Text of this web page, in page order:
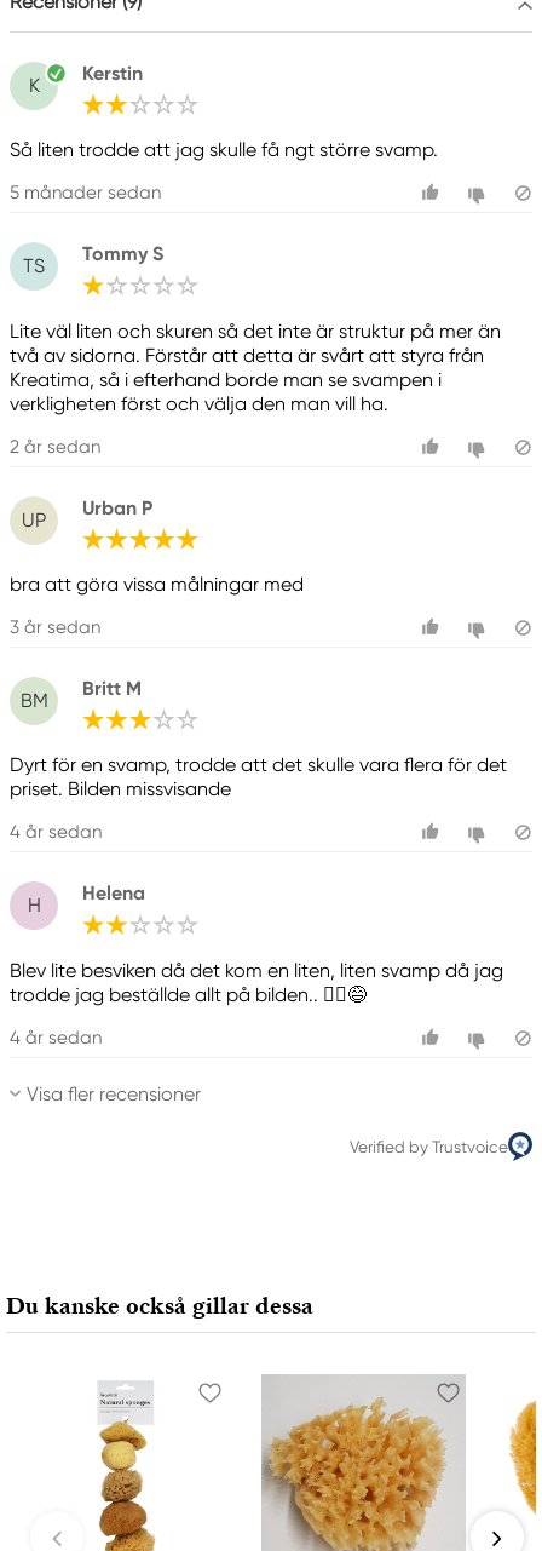
K
Kerstin
Så liten trodde att jag skulle få ngt större svamp.
5 månader sedan
TS
Tommy S
Lite väl liten och skuren så det inte är struktur på mer än
två av sidorna. Förstår att detta är svårt att styra från
Kreatima, så i efterhand borde man se svampen i
verkligheten först och välja den man vill ha.
2 år sedan
UP
Urban P
bra att göra vissa målningar med
3 år sedan
BM
Britt M
Dyrt för en svamp, trodde att det skulle vara flera för det
priset. Bilden missvisande
4 år sedan
H
Helena
Blev lite besviken då det kom en liten, liten svamp då jag
trodde jag beställde allt på bilden.. 🤷‍♀️😅
4 år sedan
Visa fler recensioner
Verified by Trustvoice
Du kanske också gillar dessa